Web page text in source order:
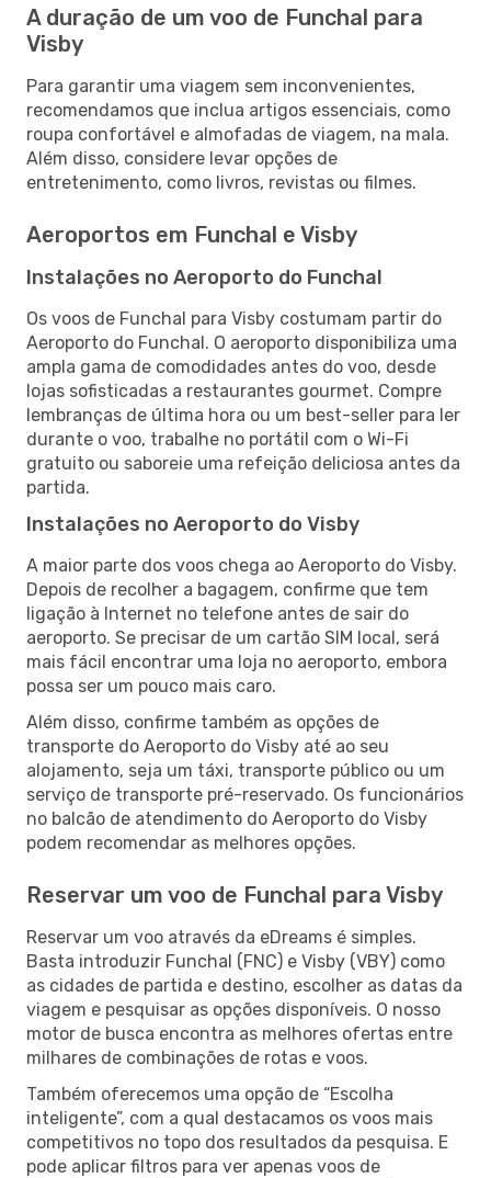
A duração de um voo de Funchal para
Visby
Para garantir uma viagem sem inconvenientes,
recomendamos que inclua artigos essenciais, como
roupa confortável e almofadas de viagem, na mala.
Além disso, considere levar opções de
entretenimento, como livros, revistas ou filmes.
Aeroportos em Funchal e Visby
Instalações no Aeroporto do Funchal
Os voos de Funchal para Visby costumam partir do
Aeroporto do Funchal. O aeroporto disponibiliza uma
ampla gama de comodidades antes do voo, desde
lojas sofisticadas a restaurantes gourmet. Compre
lembranças de última hora ou um best-seller para ler
durante o voo, trabalhe no portátil com o Wi-Fi
gratuito ou saboreie uma refeição deliciosa antes da
partida.
Instalações no Aeroporto do Visby
A maior parte dos voos chega ao Aeroporto do Visby.
Depois de recolher a bagagem, confirme que tem
ligação à Internet no telefone antes de sair do
aeroporto. Se precisar de um cartão SIM local, será
mais fácil encontrar uma loja no aeroporto, embora
possa ser um pouco mais caro.
Além disso, confirme também as opções de
transporte do Aeroporto do Visby até ao seu
alojamento, seja um táxi, transporte público ou um
serviço de transporte pré-reservado. Os funcionários
no balcão de atendimento do Aeroporto do Visby
podem recomendar as melhores opções.
Reservar um voo de Funchal para Visby
Reservar um voo através da eDreams é simples.
Basta introduzir Funchal (FNC) e Visby (VBY) como
as cidades de partida e destino, escolher as datas da
viagem e pesquisar as opções disponíveis. O nosso
motor de busca encontra as melhores ofertas entre
milhares de combinações de rotas e voos.
Também oferecemos uma opção de “Escolha
inteligente”, com a qual destacamos os voos mais
competitivos no topo dos resultados da pesquisa. E
pode aplicar filtros para ver apenas voos de